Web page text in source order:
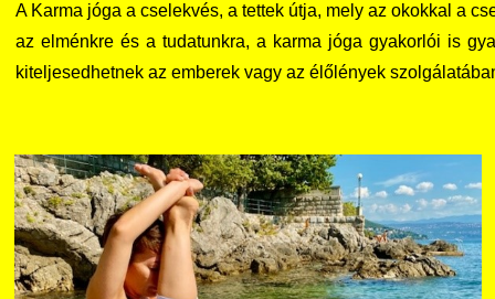
A Karma jóga a cselekvés, a tettek útja, mely az okokkal a
az elménkre és a tudatunkra, a karma jóga gyakorlói is
kiteljesedhetnek az emberek vagy az élőlények